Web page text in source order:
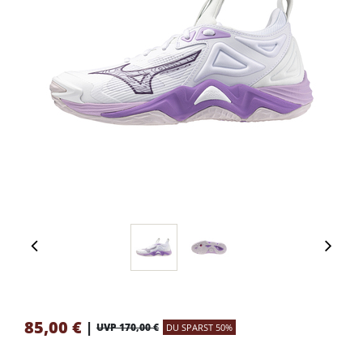
85,00 € | UVP 170,00 € DU SPARST 50%